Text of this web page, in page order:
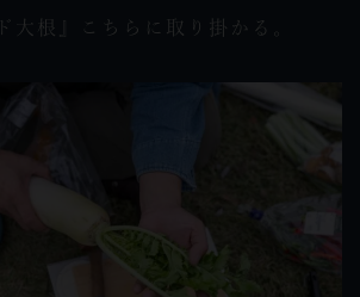
大根』こちらに取り掛かる。